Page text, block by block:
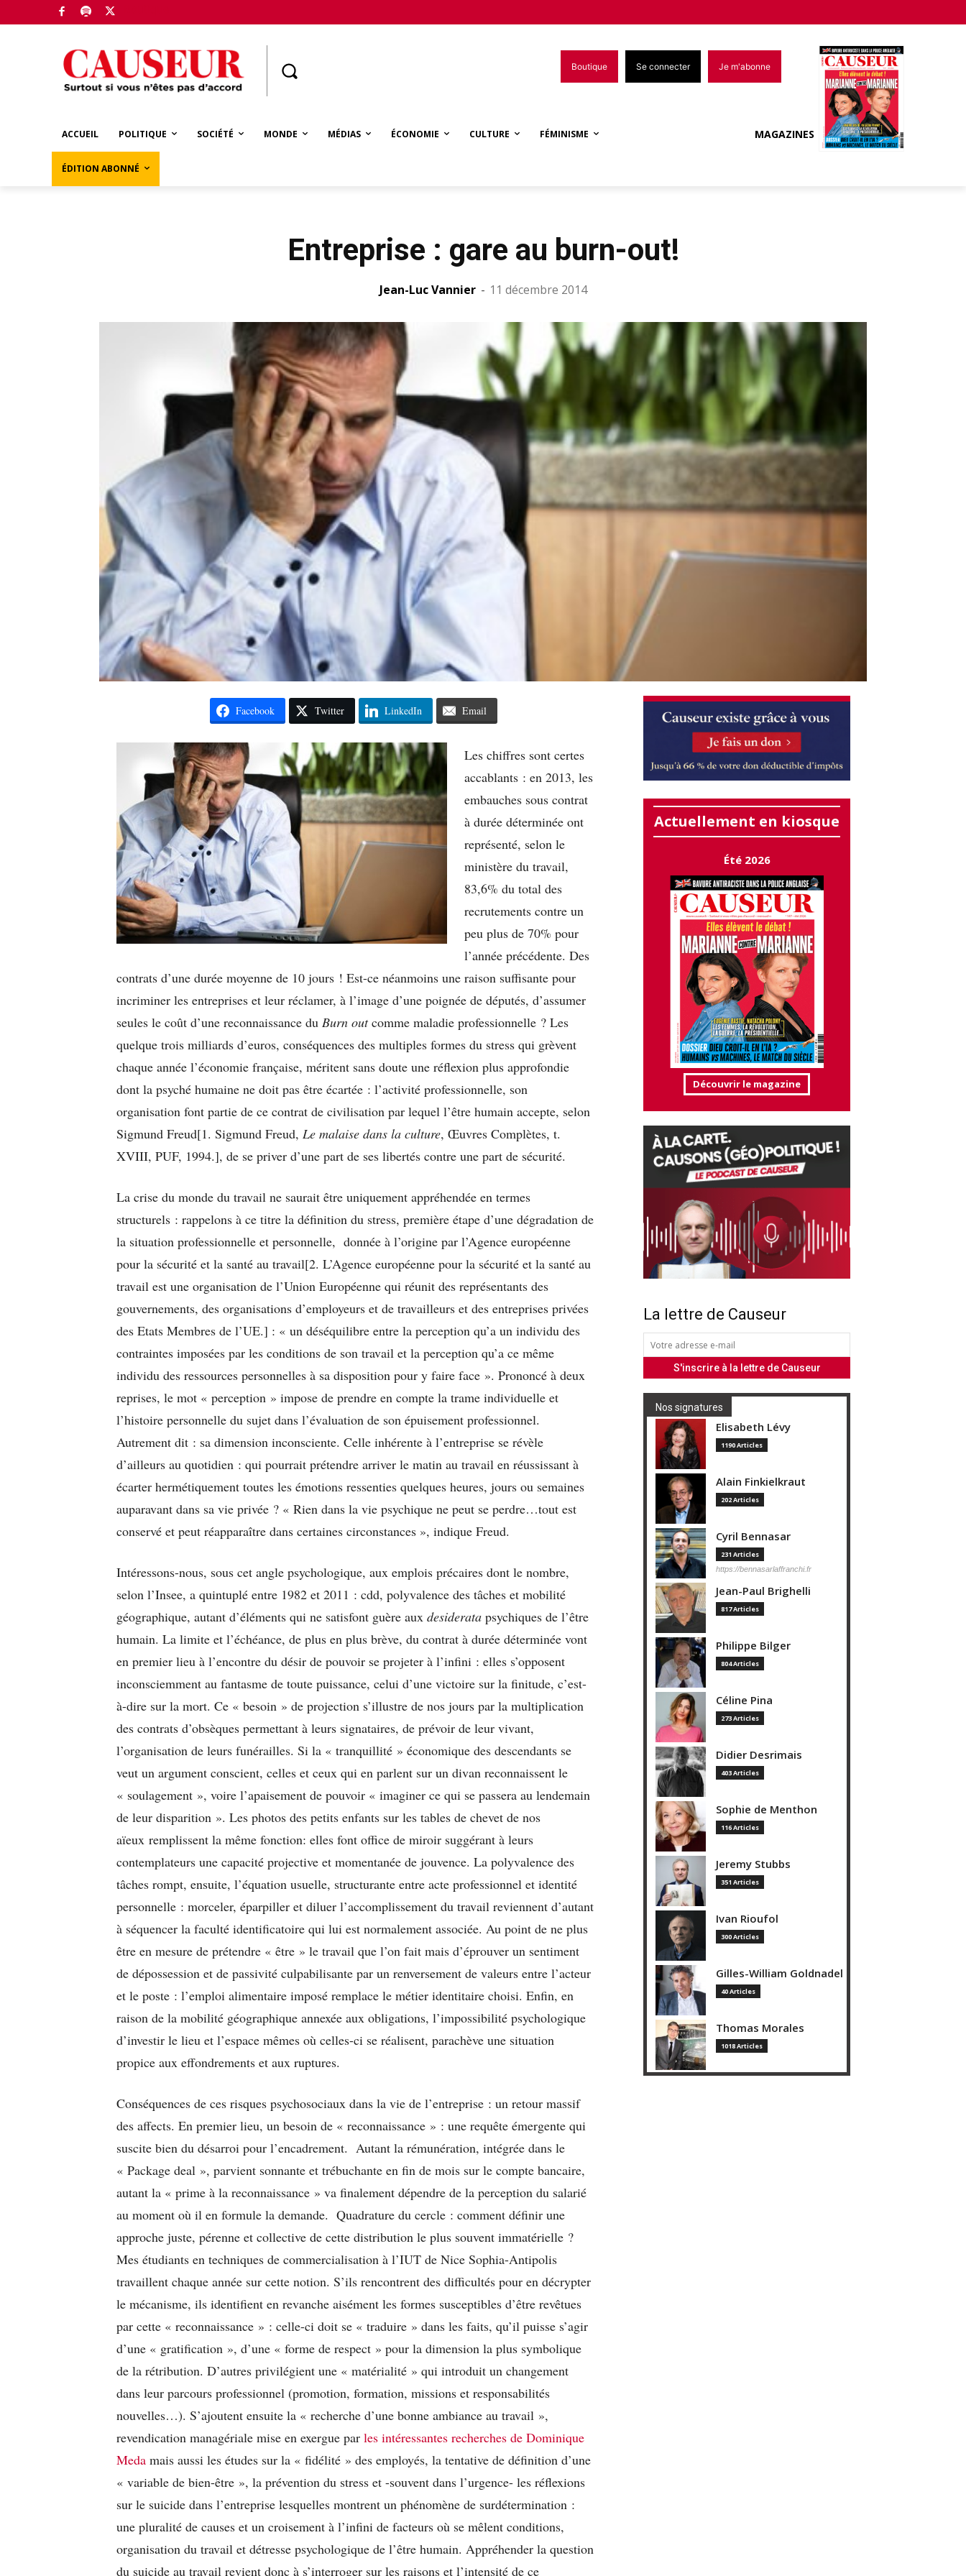
Boutique Se connecter Je m'abonne
ACCUEIL POLITIQUE SOCIÉTÉ MONDE MÉDIAS ÉCONOMIE CULTURE FÉMINISME
ÉDITION ABONNÉ
MAGAZINES
Entreprise : gare au burn-out!
Jean-Luc Vannier - 11 décembre 2014
Facebook Twitter LinkedIn Email
Les chiffres sont certes
accablants : en 2013, les
embauches sous contrat
à durée déterminée ont
représenté, selon le
ministère du travail,
83,6% du total des
recrutements contre un
peu plus de 70% pour
l’année précédente. Des
contrats d’une durée moyenne de 10 jours ! Est-ce néanmoins une raison suffisante pour
incriminer les entreprises et leur réclamer, à l’image d’une poignée de députés, d’assumer
seules le coût d’une reconnaissance du Burn outcomme maladie professionnelle ? Les
quelque trois milliards d’euros, conséquences des multiples formes du stress qui grèvent
chaque année l’économie française, méritent sans doute une réflexion plus approfondie
dont la psyché humaine ne doit pas être écartée : l’activité professionnelle, son
organisation font partie de ce contrat de civilisation par lequel l’être humain accepte, selon
Sigmund Freud[1. Sigmund Freud, Le malaise dans la culture, Œuvres Complètes, t.
XVIII, PUF, 1994.], de se priver d’une part de ses libertés contre une part de sécurité.
La crise du monde du travail ne saurait être uniquement appréhendée en termes
structurels : rappelons à ce titre la définition du stress, première étape d’une dégradation de
la situation professionnelle et personnelle, donnée à l’origine par l’Agence européenne
pour la sécurité et la santé au travail[2. L’Agence européenne pour la sécurité et la santé au
travail est une organisation de l’Union Européenne qui réunit des représentants des
gouvernements, des organisations d’employeurs et de travailleurs et des entreprises privées
des Etats Membres de l’UE.] : « un déséquilibre entre la perception qu’a un individu des
contraintes imposées par les conditions de son travail et la perception qu’a ce même
individu des ressources personnelles à sa disposition pour y faire face ». Prononcé à deux
reprises, le mot « perception » impose de prendre en compte la trame individuelle et
l’histoire personnelle du sujet dans l’évaluation de son épuisement professionnel.
Autrement dit : sa dimension inconsciente. Celle inhérente à l’entreprise se révèle
d’ailleurs au quotidien : qui pourrait prétendre arriver le matin au travail en réussissant à
écarter hermétiquement toutes les émotions ressenties quelques heures, jours ou semaines
auparavant dans sa vie privée ? « Rien dans la vie psychique ne peut se perdre…tout est
conservé et peut réapparaître dans certaines circonstances », indique Freud.
Intéressons-nous, sous cet angle psychologique, aux emplois précaires dont le nombre,
selon l’Insee, a quintuplé entre 1982 et 2011 : cdd, polyvalence des tâches et mobilité
géographique, autant d’éléments qui ne satisfont guère aux desiderata psychiques de l’être
humain. La limite et l’échéance, de plus en plus brève, du contrat à durée déterminée vont
en premier lieu à l’encontre du désir de pouvoir se projeter à l’infini : elles s’opposent
inconsciemment au fantasme de toute puissance, celui d’une victoire sur la finitude, c’est-
à-dire sur la mort. Ce « besoin » de projection s’illustre de nos jours par la multiplication
des contrats d’obsèques permettant à leurs signataires, de prévoir de leur vivant,
l’organisation de leurs funérailles. Si la « tranquillité » économique des descendants se
veut un argument conscient, celles et ceux qui en parlent sur un divan reconnaissent le
« soulagement », voire l’apaisement de pouvoir « imaginer ce qui se passera au lendemain
de leur disparition ». Les photos des petits enfants sur les tables de chevet de nos
aïeux remplissent la même fonction: elles font office de miroir suggérant à leurs
contemplateurs une capacité projective et momentanée de jouvence. La polyvalence des
tâches rompt, ensuite, l’équation usuelle, structurante entre acte professionnel et identité
personnelle : morceler, éparpiller et diluer l’accomplissement du travail reviennent d’autant
à séquencer la faculté identificatoire qui lui est normalement associée. Au point de ne plus
être en mesure de prétendre « être » le travail que l’on fait mais d’éprouver un sentiment
de dépossession et de passivité culpabilisante par un renversement de valeurs entre l’acteur
et le poste : l’emploi alimentaire imposé remplace le métier identitaire choisi. Enfin, en
raison de la mobilité géographique annexée aux obligations, l’impossibilité psychologique
d’investir le lieu et l’espace mêmes où celles-ci se réalisent, parachève une situation
propice aux effondrements et aux ruptures.
Conséquences de ces risques psychosociaux dans la vie de l’entreprise : un retour massif
des affects. En premier lieu, un besoin de « reconnaissance » : une requête émergente qui
suscite bien du désarroi pour l’encadrement. Autant la rémunération, intégrée dans le
« Package deal », parvient sonnante et trébuchante en fin de mois sur le compte bancaire,
autant la « prime à la reconnaissance » va finalement dépendre de la perception du salarié
au moment où il en formule la demande. Quadrature du cercle : comment définir une
approche juste, pérenne et collective de cette distribution le plus souvent immatérielle ?
Mes étudiants en techniques de commercialisation à l’IUT de Nice Sophia-Antipolis
travaillent chaque année sur cette notion. S’ils rencontrent des difficultés pour en décrypter
le mécanisme, ils identifient en revanche aisément les formes susceptibles d’être revêtues
par cette « reconnaissance » : celle-ci doit se « traduire » dans les faits, qu’il puisse s’agir
d’une « gratification », d’une « forme de respect » pour la dimension la plus symbolique
de la rétribution. D’autres privilégient une « matérialité » qui introduit un changement
dans leur parcours professionnel (promotion, formation, missions et responsabilités
nouvelles…). S’ajoutent ensuite la « recherche d’une bonne ambiance au travail »,
revendication managériale mise en exergue par les intéressantes recherches de Dominique
Meda mais aussi les études sur la « fidélité » des employés, la tentative de définition d’une
« variable de bien-être », la prévention du stress et -souvent dans l’urgence- les réflexions
sur le suicide dans l’entreprise lesquelles montrent un phénomène de surdétermination :
une pluralité de causes et un croisement à l’infini de facteurs où se mêlent conditions,
organisation du travail et détresse psychologique de l’être humain. Appréhender la question
du suicide au travail revient donc à s’interroger sur les raisons et l’intensité de ce
Actuellement en kiosque
Été 2026
Découvrir le magazine
La lettre de Causeur
Nos signatures
Elisabeth Lévy
1190 Articles
Alain Finkielkraut
202 Articles
Cyril Bennasar
231 Articles
https://bennasarlaffranchi.fr
Jean-Paul Brighelli
817 Articles
Philippe Bilger
804 Articles
Céline Pina
273 Articles
Didier Desrimais
403 Articles
Sophie de Menthon
116 Articles
Jeremy Stubbs
351 Articles
Ivan Rioufol
300 Articles
Gilles-William Goldnadel
40 Articles
Thomas Morales
1018 Articles